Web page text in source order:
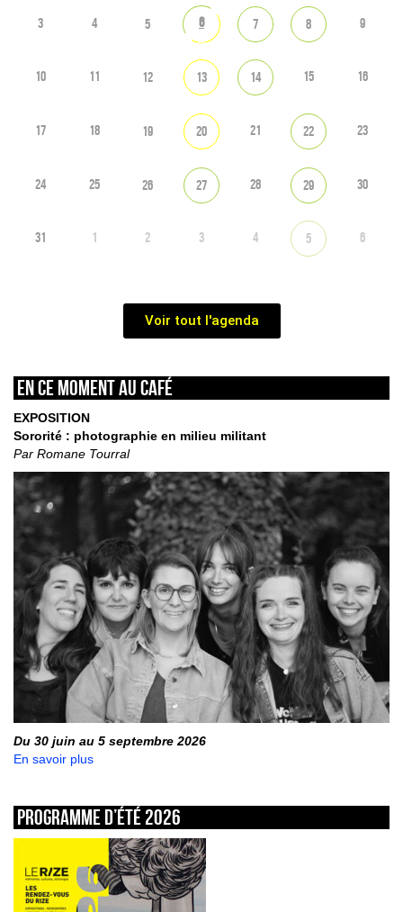
3 4 5 6 7 8 9
10 11 12 13 14 15 16
17 18 19 20 21 22 23
24 25 26 27 28 29 30
31 1 2 3 4 5 6
Voir tout l'agenda
En ce moment au café
EXPOSITION
Sororité : photographie en milieu militant
Par Romane Tourral
Du 30 juin au 5 septembre 2026
En savoir plus
Programme d’été 2026